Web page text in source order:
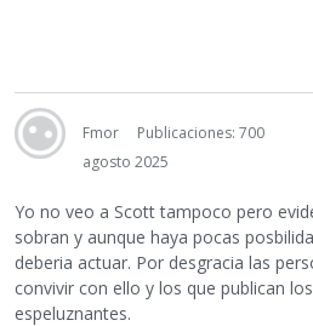
Fmor
Publicaciones: 700
agosto 2025
Yo no veo a Scott tampoco pero
sobran y aunque haya pocas
deberia actuar. Por desgracia las
convivir con ello y los que publican
espeluznantes.